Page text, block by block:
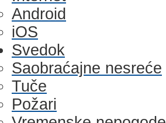
Android
iOS
Svedok
Saobraćajne nesreće
Tuče
Požari